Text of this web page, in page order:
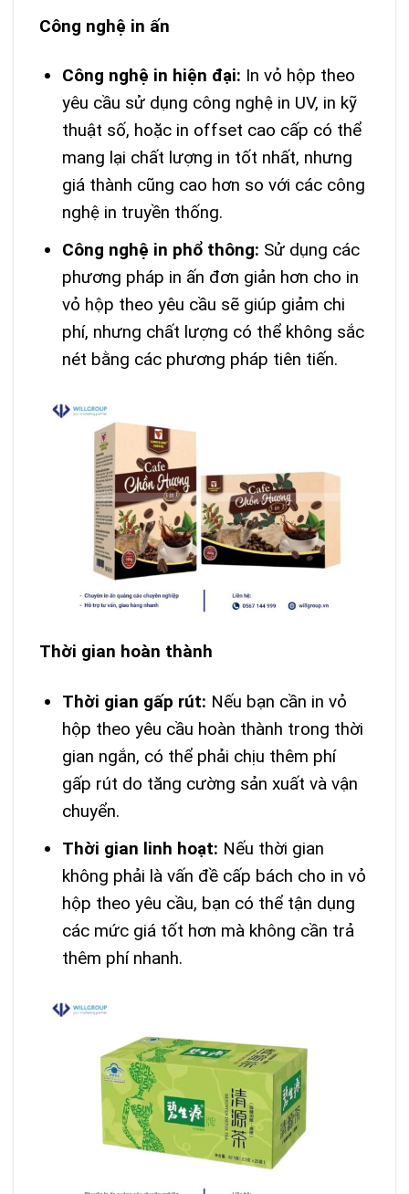
Công nghệ in ấn
Công nghệ in hiện đại: In vỏ hộp theo
yêu cầu sử dụng công nghệ in UV, in kỹ
thuật số, hoặc in offset cao cấp có thể
mang lại chất lượng in tốt nhất, nhưng
giá thành cũng cao hơn so với các công
nghệ in truyền thống.
Công nghệ in phổ thông: Sử dụng các
phương pháp in ấn đơn giản hơn cho in
vỏ hộp theo yêu cầu sẽ giúp giảm chi
phí, nhưng chất lượng có thể không sắc
nét bằng các phương pháp tiên tiến.
Thời gian hoàn thành
Thời gian gấp rút: Nếu bạn cần in vỏ
hộp theo yêu cầu hoàn thành trong thời
gian ngắn, có thể phải chịu thêm phí
gấp rút do tăng cường sản xuất và vận
chuyển.
Thời gian linh hoạt: Nếu thời gian
không phải là vấn đề cấp bách cho in vỏ
hộp theo yêu cầu, bạn có thể tận dụng
các mức giá tốt hơn mà không cần trả
thêm phí nhanh.